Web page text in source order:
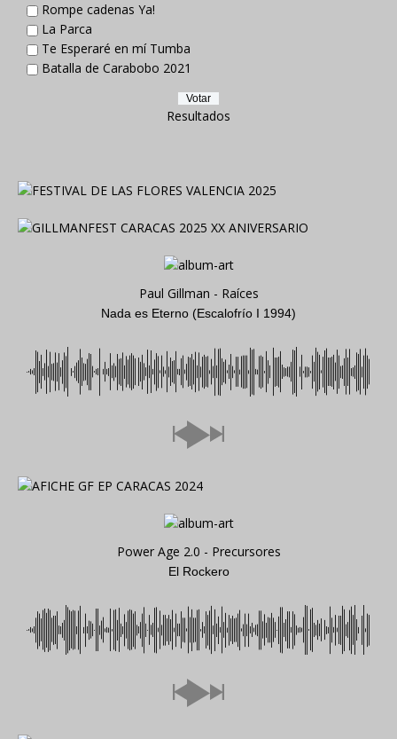
Rompe cadenas Ya!
La Parca
Te Esperaré en mí Tumba
Batalla de Carabobo 2021
Resultados
Paul Gillman - Raíces
Nada es Eterno (Escalofrío I 1994)
Power Age 2.0 - Precursores
El Rockero